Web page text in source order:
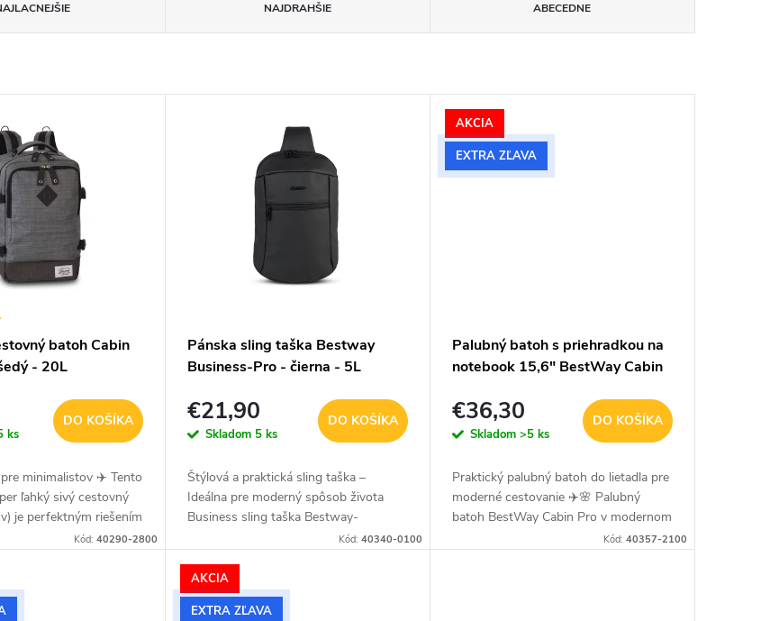
NAJDRAHŠIE ABECEDNE
batoh Cabin
- 20L
ks
DO KOŠÍKA
minimalistov ✈️ Tento
ľahký sivý cestovný
je perfektným riešením
milujú čistý dizajn. Vďaka
Kód: 40290-2800
Pánska sling taška Bestway
Business-Pro - čierna - 5L
€21,90
Skladom 5 ks
DO KOŠÍKA
Štýlová a praktická sling taška –
Ideálna pre moderný spôsob života
Business sling taška Bestway-
Business-Pro je kompaktná, štýlová a
Vďaka...
Kód: 40340-0100
AKCIA
EXTRA ZĽAVA
Palubný batoh s priehradkou na
notebook 15,6" BestWay Cabin
€36,30
Skladom >5 ks
DO KOŠÍKA
Praktický palubný batoh do lietadla pre
moderné cestovanie ✈️🌸 Palubný
batoh BestWay Cabin Pro v modernom
ružovom prevedení s čiernymi detailmi
Kód: 40357-2100
AKCIA
EXTRA ZĽAVA